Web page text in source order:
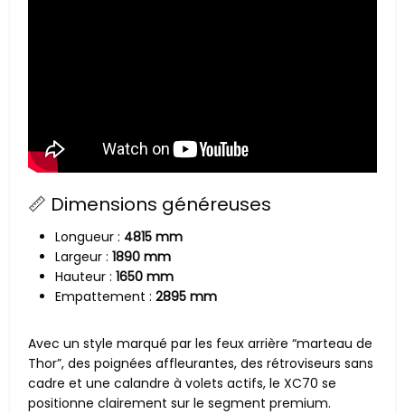
📏 Dimensions généreuses
Longueur : 4815 mm
Largeur :1890 mm
Hauteur :1650 mm
Empattement :2895 mm
Avec un style marqué par les feux arrière “marteau de
Thor”, des poignées affleurantes, des rétroviseurs sans
cadre et une calandre à volets actifs, le XC70 se
positionne clairement sur le segment premium.